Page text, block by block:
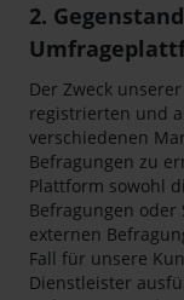
2.
Der Zweck
registrierten und
verschiedenen
Befragungen zu
Plattform sowohl
Befragungen
externen
Fall für unsere
Dienstleister